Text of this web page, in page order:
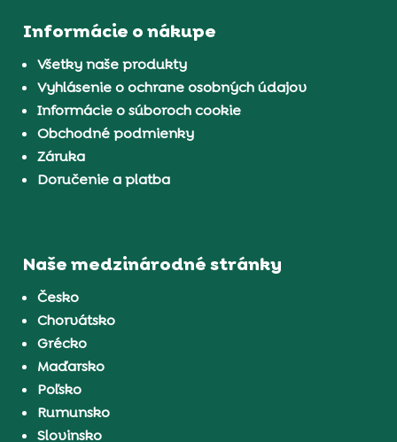
Informácie o nákupe
Všetky naše produkty
Vyhlásenie o ochrane osobných údajov
Informácie o súboroch cookie
Obchodné podmienky
Záruka
Doručenie a platba
Naše medzinárodné stránky
Česko
Chorvátsko
Grécko
Maďarsko
Poľsko
Rumunsko
Slovinsko